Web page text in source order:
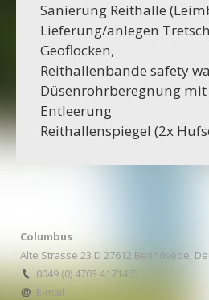
16-10-2023
Projekt Bexhövede
09-10-2023
Projekt Egestorf
01-09-2023
29-06-2023
Projekt Italien
Sanierung Reithalle
Lieferung/anlegen
Geoflocken,
Reithallenbande safety
Düsenrohrberegnung
Entleerung
Reithallenspiegel (2x
Columbus
Alte Strasse 23 D 27612 Bexhövede,
0049 (0) 4703 4171405
E-mail